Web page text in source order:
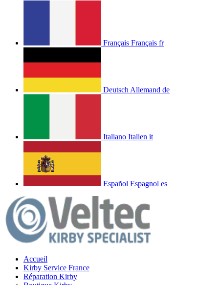
Français Français fr
Deutsch Allemand de
Italiano Italien it
Español Espagnol es
Accueil
Kirby Service France
Réparation Kirby